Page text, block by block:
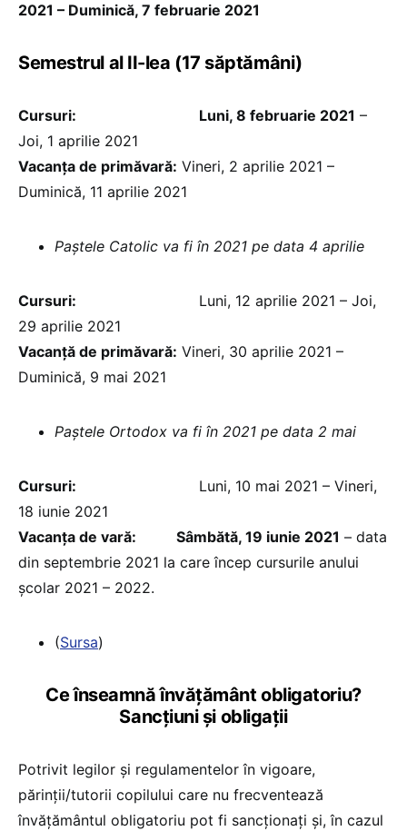
2021 – Duminică, 7 februarie 2021
Semestrul al II-lea (17 săptămâni)
Cursuri: Luni, 8 februarie 2021 –
Joi, 1 aprilie 2021
Vacanţa de primăvară: Vineri, 2 aprilie 2021 –
Duminică, 11 aprilie 2021
Paștele Catolic va fi în 2021 pe data 4 aprilie
Cursuri: Luni, 12 aprilie 2021 – Joi,
29 aprilie 2021
Vacanță de primăvară: Vineri, 30 aprilie 2021 –
Duminică, 9 mai 2021
Paștele Ortodox va fi în 2021 pe data 2 mai
Cursuri: Luni, 10 mai 2021 – Vineri,
18 iunie 2021
Vacanţa de vară: Sâmbătă, 19 iunie 2021 – data
din septembrie 2021 la care încep cursurile anului
şcolar 2021 – 2022.
(Sursa)
Ce înseamnă învățământ obligatoriu?
Sancțiuni și obligații
Potrivit legilor și regulamentelor în vigoare,
părinții/tutorii copilului care nu frecventează
învățământul obligatoriu pot fi sancționați și, în cazul